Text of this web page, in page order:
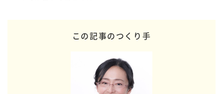
この記事のつくり手